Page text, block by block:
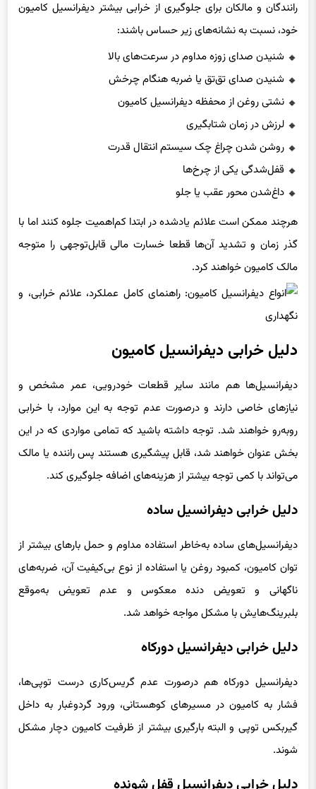
رانندگان و مالکان برای جلوگیری از خرابی بیشتر دیفرانسیل کامیون
خود، نسبت به نشانه‌های زیر حساس باشند:
شنیدن صدای زوزه مداوم در سرعت‌های بالا
شنیدن صدای تق‌تق یا ضربه هنگام چرخش
نشتی روغن از محفظه دیفرانسیل کامیون
لرزش در زمان شتابگیری
روشن شدن چراغ چک سیستم انتقال قدرت
قفل‌شدگی یکی از چرخ‌ها
داغ‌شدن محور عقب یا جلو
هرچند ممکن است علائم یادشده در ابتدا کم‌اهمیت جلوه کنند اما با
گذر زمان و تشدید آن‌ها قطعا خسارت مالی قابل‌توجهی را متوجه
مالک کامیون خواهند کرد.
دلیل خرابی دیفرانسیل کامیون
دیفرانسیل‌ها هم مانند سایر قطعات خودرویی، عمر مشخص و
نیازهای خاصی دارند و درصورت عدم توجه به این موارد، با خرابی
روبه‌رو خواهند شد. توجه داشته باشید که تمامی مواردی که در این
بخش عنوان خواهند شد، قابل پیشگیری هستند پس راننده یا مالک
می‌تواند با کمی توجه بیشتر از هزینه‌های اضافه جلوگیری کند.
دلیل خرابی دیفرانسیل ساده
دیفرانسیل‌های ساده به‌خاطر استفاده مداوم و حمل بارهای بیشتر از
توان کامیون، کمبود روغن یا استفاده از نوع بی‌کیفیت آن، ضربه‌های
ناگهانی و تعویض دنده معکوس و عدم تعویض به‌موقع
بلبرینگ‌هایش با مشکل مواجه خواهد شد.
دلیل خرابی دیفرانسیل دورکاه
دیفرانسیل دورکاه هم درصورت عدم گریس‌کاری درست توپی‌ها،
فشار به کامیون در مسیرهای کوهستانی، ورود گردوغبار به داخل
گیربکس توپی و البته بارگیری بیشتر از ظرفیت کامیون دچار مشکل
شوند.
دلیل خرابی دیفرانسیل قفل شونده